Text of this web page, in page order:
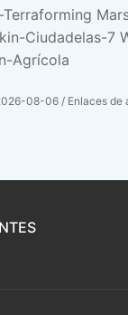
Ciudadelas-7
Agrícola
08-06 / Enlaces de